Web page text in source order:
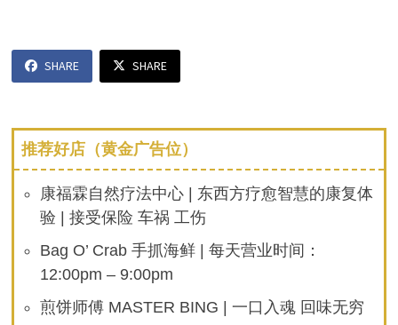
SHARE SHARE
推荐好店（黄金广告位）
康福霖自然疗法中心 | 东西方疗愈智慧的康复体
验 | 接受保险 车祸 工伤
Bag O’ Crab 手抓海鲜 | 每天营业时间：
12:00pm – 9:00pm
煎饼师傅 MASTER BING | 一口入魂 回味无穷